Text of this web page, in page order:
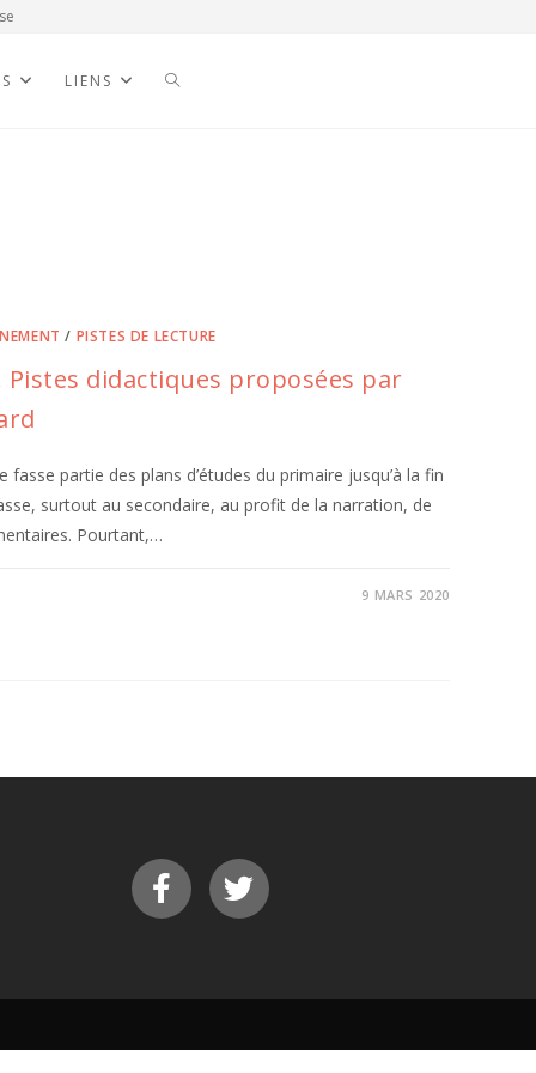
LIENS
/ PISTES DE LECTURE
didactiques proposées par
partie des plans d’études du primaire jusqu’à la fin
surtout au secondaire, au profit de la narration, de
Pourtant,…
9 MARS 2020